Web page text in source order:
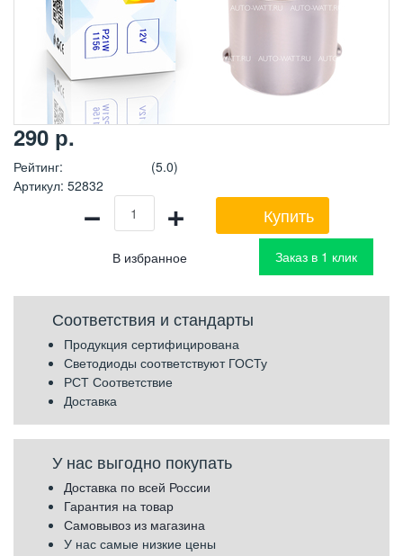
290 р.
Рейтинг:
(5.0)
Артикул: 52832
− + Купить
Заказ в 1 клик
Соответствия и стандарты
Продукция сертифицирована
Светодиоды соответствуют ГОСТу
РСТ Соответствие
Доставка
У нас выгодно покупать
Доставка по всей России
Гарантия на товар
Самовывоз из магазина
У нас самые низкие цены